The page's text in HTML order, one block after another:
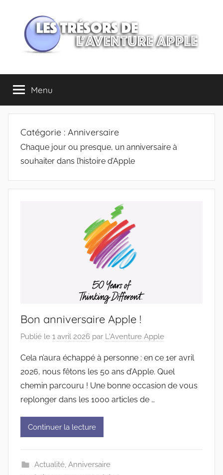
contenu
Les
trésors
de
l'Aventure
Menu
Catégorie : Anniversaire
Chaque jour ou presque, un anniversaire à
souhaiter dans l’histoire d’Apple
Bon anniversaire Apple !
Publié le 1 avril 2026 par L'Aventure Apple
Cela n’aura échappé à personne : en ce 1er avril
2026, nous fêtons les 50 ans d’Apple. Quel
chemin parcouru ! Une bonne occasion de vous
replonger dans les 1000 articles de …
Continuer la lecture
Actualité, Anniversaire